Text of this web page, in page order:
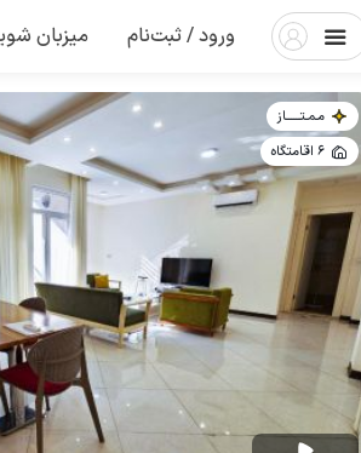
ورود / ثبت‌نام میزبان
مـمـتــــــاز
6 اقامتگاه